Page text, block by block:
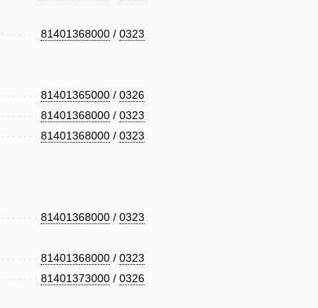
81401368000 / 0323
81401365000 / 0326
81401368000 / 0323
81401368000 / 0323
81401368000 / 0323
81401368000 / 0323
81401373000 / 0326